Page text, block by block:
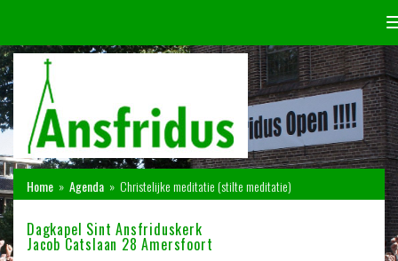
Home » Agenda » Christelijke meditatie (stilte meditatie)
Dagkapel Sint Ansfriduskerk
Jacob Catslaan 28 Amersfoort